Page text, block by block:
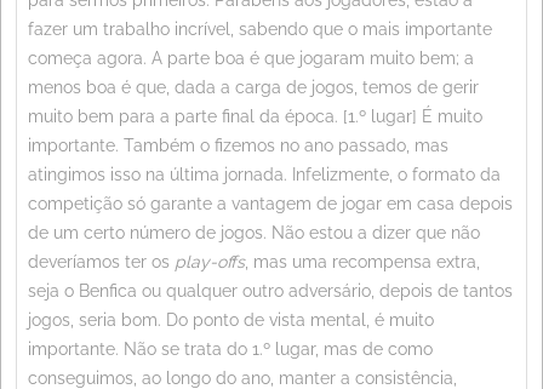
fazer um trabalho incrível, sabendo que o mais importante
começa agora. A parte boa é que jogaram muito bem; a
menos boa é que, dada a carga de jogos, temos de gerir
muito bem para a parte final da época. [1.º lugar] É muito
importante. Também o fizemos no ano passado, mas
atingimos isso na última jornada. Infelizmente, o formato da
competição só garante a vantagem de jogar em casa depois
de um certo número de jogos. Não estou a dizer que não
deveríamos ter os play-offs, mas uma recompensa extra,
seja o Benfica ou qualquer outro adversário, depois de tantos
jogos, seria bom. Do ponto de vista mental, é muito
importante. Não se trata do 1.º lugar, mas de como
conseguimos, ao longo do ano, manter a consistência,